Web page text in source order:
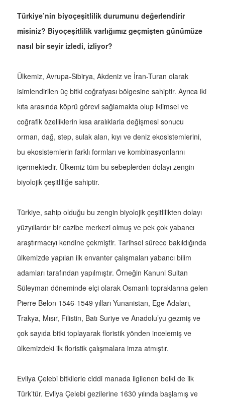
Türkiye’nin biyoçeşitlilik durumunu değerlendirir
misiniz? Biyoçeşitlilik varlığımız geçmişten günümüze
nasıl bir seyir izledi, izliyor?
Ülkemiz, Avrupa-Sibirya, Akdeniz ve İran-Turan olarak
isimlendirilen üç bitki coğrafyası bölgesine sahiptir. Ayrıca iki
kıta arasında köprü görevi sağlamakta olup iklimsel ve
coğrafik özelliklerin kısa aralıklarla değişmesi sonucu
orman, dağ, step, sulak alan, kıyı ve deniz ekosistemlerini,
bu ekosistemlerin farklı formları ve kombinasyonlarını
içermektedir. Ülkemiz tüm bu sebeplerden dolayı zengin
biyolojik çeşitliliğe sahiptir.
Türkiye, sahip olduğu bu zengin biyolojik çeşitlilikten dolayı
yüzyıllardır bir cazibe merkezi olmuş ve pek çok yabancı
araştırmacıyı kendine çekmiştir. Tarihsel sürece bakıldığında
ülkemizde yapılan ilk envanter çalışmaları yabancı bilim
adamları tarafından yapılmıştır. Örneğin Kanuni Sultan
Süleyman döneminde elçi olarak Osmanlı topraklarına gelen
Pierre Belon 1546-1549 yılları Yunanistan, Ege Adaları,
Trakya, Mısır, Filistin, Batı Suriye ve Anadolu’yu gezmiş ve
çok sayıda bitki toplayarak floristik yönden incelemiş ve
ülkemizdeki ilk floristik çalışmalara imza atmıştır.
Evliya Çelebi bitkilerle ciddi manada ilgilenen belki de ilk
Türk’tür. Evliya Çelebi gezilerine 1630 yılında başlamış ve